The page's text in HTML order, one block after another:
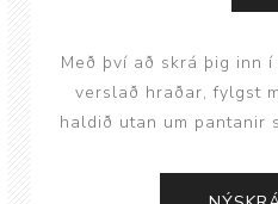
Með því að skrá þig inn
verslað hraðar, fylgst
haldið utan um pantanir